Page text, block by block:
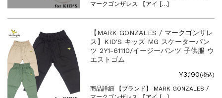
マークゴンザレス 【アイ […]
【MARK GONZALES / マークゴンザレ
ス】KID'S キッズ MG スケーターパン
ツ 2Y1-61110/イージーパンツ 子供服 ウ
エストゴム
¥3,190(税込)
商品詳細 【ブランド】 MARK GONZALES /